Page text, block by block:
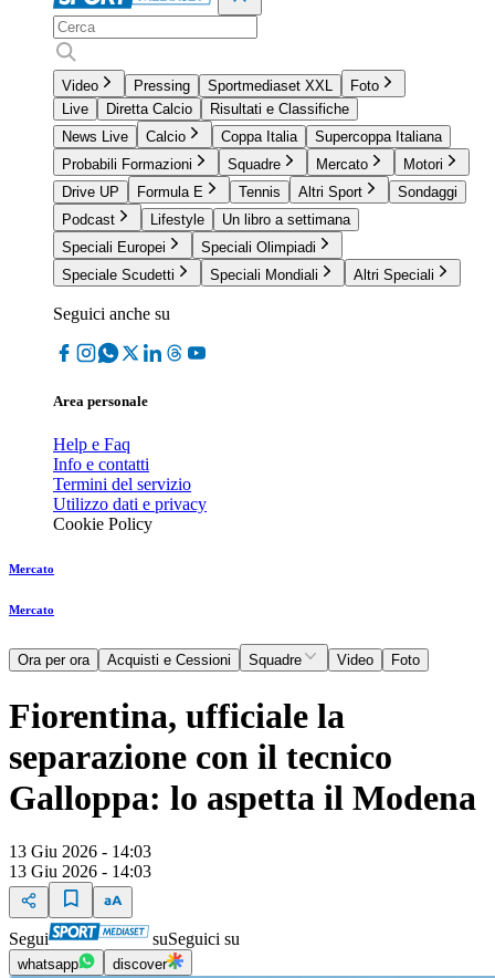
Video Pressing Sportmediaset XXL
Foto
Live
Diretta Calcio
Risultati e Classifiche
News Live
Calcio Coppa Italia
Supercoppa Italiana
Probabili Formazioni
Squadre Mercato
Motori
Drive UP
Formula E Tennis Altri Sport
Sondaggi
Podcast
Lifestyle
Un libro a settimana
Speciali Europei
Speciali Olimpiadi
Speciale Scudetti
Speciali Mondiali Altri Speciali
Seguici anche su
Area personale
Help e Faq
Info e contatti
Termini del servizio
Utilizzo dati e privacy
Cookie Policy
Mercato
Mercato
Ora per ora Acquisti e Cessioni Squadre Video Foto
Fiorentina, ufficiale la
separazione con il tecnico
Galloppa: lo aspetta il Modena
13 Giu 2026 - 14:03
13 Giu 2026 - 14:03
Segui suSeguici su
whatsapp discover